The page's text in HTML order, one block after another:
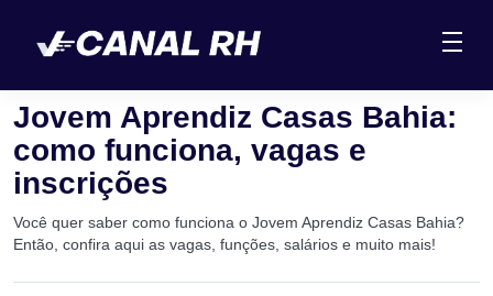
Jovem Aprendiz Casas Bahia:
como funciona, vagas e
inscrições
Você quer saber como funciona o Jovem Aprendiz Casas Bahia?
Então, confira aqui as vagas, funções, salários e muito mais!